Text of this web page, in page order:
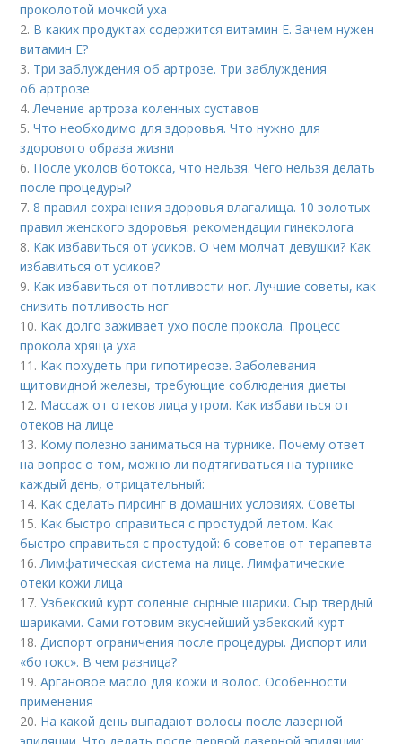
проколотой мочкой уха
2. В каких продуктах содержится витамин Е. Зачем нужен
витамин Е?
3. Три заблуждения об артрозе. Три заблуждения
об артрозе
4.Лечение артроза коленных суставов
5.Что необходимо для здоровья. Что нужно для
здорового образа жизни
6. После уколов ботокса, что нельзя. Чего нельзя делать
после процедуры?
7.8 правил сохранения здоровья влагалища. 10 золотых
правил женского здоровья: рекомендации гинеколога
8. Как избавиться от усиков. О чем молчат девушки? Как
избавиться от усиков?
9. Как избавиться от потливости ног. Лучшие советы, как
снизить потливость ног
10. Как долго заживает ухо после прокола. Процесс
прокола хряща уха
11. Как похудеть при гипотиреозе. Заболевания
щитовидной железы, требующие соблюдения диеты
12. Массаж от отеков лица утром. Как избавиться от
отеков на лице
13. Кому полезно заниматься на турнике. Почему ответ
на вопрос о том, можно ли подтягиваться на турнике
каждый день, отрицательный:
14. Как сделать пирсинг в домашних условиях. Советы
15. Как быстро справиться с простудой летом. Как
быстро справиться с простудой: 6 советов от терапевта
16.Лимфатическая система на лице. Лимфатические
отеки кожи лица
17.Узбекский курт соленые сырные шарики. Сыр твердый
шариками. Сами готовим вкуснейший узбекский курт
18.Диспорт ограничения после процедуры. Диспорт или
«ботокс». В чем разница?
19.Аргановое масло для кожи и волос. Особенности
применения
20. На какой день выпадают волосы после лазерной